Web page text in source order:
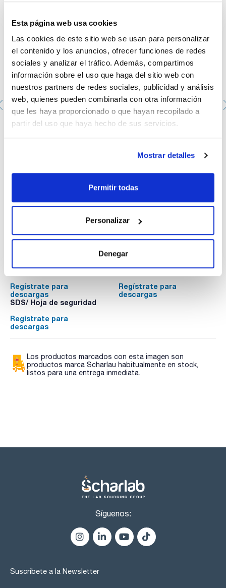
Esta página web usa cookies
Las cookies de este sitio web se usan para personalizar
el contenido y los anuncios, ofrecer funciones de redes
sociales y analizar el tráfico. Además, compartimos
información sobre el uso que haga del sitio web con
nuestros partners de redes sociales, publicidad y análisis
web, quienes pueden combinarla con otra información
que les haya proporcionado o que hayan recopilado a
partir del uso que haya hecho de sus servicios.
Mostrar detalles
Permitir todas
Personalizar
Denegar
- La agitación se controla independientemente con un
- Incluye una función de captura automática de atrapar el
imán de agitación para iniciar agitación si la agitación se
interrumpe
- La agitación puede ser individual o bidireccional que cambia
de dirección cada 20s
- Conexión a la red: 220 a 240V, 50 a 60Hz
Disponibilidad:Ver stock
Documentación técnica
TDS / Ficha técnica
Regístrate para
descargas
COA
Regístrate para
descargas
SDS/ Hoja de seguridad
Regístrate para
descargas
Los productos marcados con esta imagen son
productos marca Scharlau habitualmente en stock,
listos para una entrega inmediata.
Síguenos:
Suscríbete a la Newsletter